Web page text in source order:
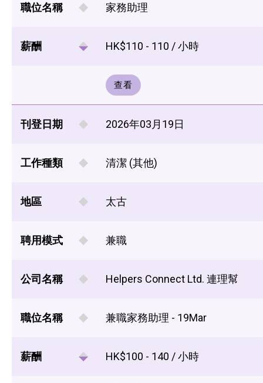
職位名稱 家務助理
薪酬 HK$110 - 110 / 小時
查看
刊登日期 2026年03月19日
工作種類 清潔 (其他)
地區 太古
聘用模式 兼職
公司名稱 Helpers Connect Ltd. 連理幫
職位名稱 兼職家務助理 - 19Mar
薪酬 HK$100 - 140 / 小時